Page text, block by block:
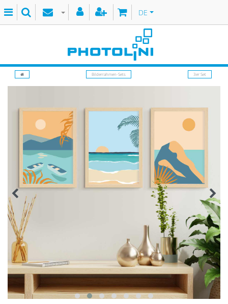
DE
Bilderrahmen-Sets 3er Set